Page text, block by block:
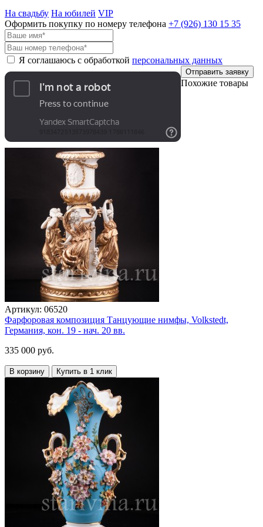
На свадьбу На юбилей VIP
Оформить покупку по номеру телефона +7 (926) 130 15 35
Я соглашаюсь с обработкой персональных данных
Отправить заявку
Похожие товары
Артикул: 06520
Фарфоровая композиция Танцующие нимфы, Volkstedt,
Германия, кон. 19 - нач. 20 вв.
335 000 руб.
В корзину Купить в 1 клик